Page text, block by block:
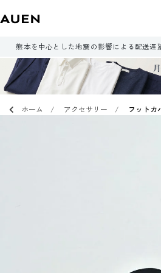
熊本を中心とした地震の影響による配送遅
ホーム アクセサリー フットカ